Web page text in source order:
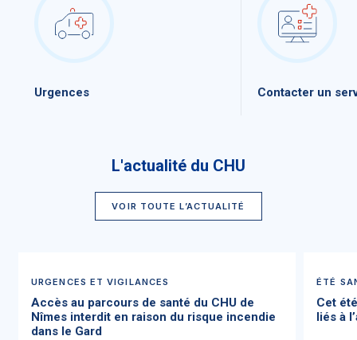
Urgences Contacter un
L'actualité du CHU
VOIR TOUTE L’ACTUALITÉ
URGENCES ET VIGILANCES
Accès au parcours de santé du CHU de
Nîmes interdit en raison du risque incendie
dans le Gard
ÉTÉ
Cet
liés à